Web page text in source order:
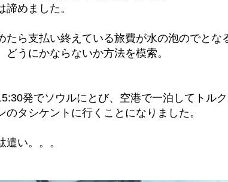
めました。
たら支払い終えている旅費が水の泡のでとな
どうにかならないか方法を模索。
発でソウルにとび、空港で一泊してトル
のタシケントに行くことになりました。
遣い。。。